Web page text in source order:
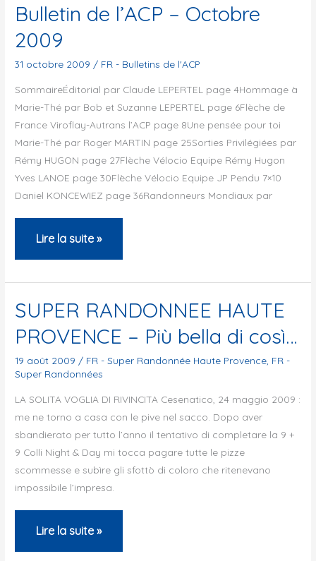
Bulletin de l’ACP – Octobre
2009
31 octobre 2009 / FR - Bulletins de l'ACP
SommaireÉditorial par Claude LEPERTEL page 4Hommage à
Marie-Thé par Bob et Suzanne LEPERTEL page 6Flèche de
France Viroflay-Autrans l’ACP page 8Une pensée pour toi
Marie-Thé par Roger MARTIN page 25Sorties Privilégiées par
Rémy HUGON page 27Flèche Vélocio Equipe Rémy Hugon
Yves LANOE page 30Flèche Vélocio Equipe JP Pendu 7×10
Daniel KONCEWIEZ page 36Randonneurs Mondiaux par
Bulletin
de
l’ACP
Octobre
2009
Lire la suite »
SUPER RANDONNEE HAUTE
PROVENCE – Più bella di così…
19 août 2009 / FR - Super Randonnée Haute Provence FR -
Super Randonnées
LA SOLITA VOGLIA DI RIVINCITA Cesenatico, 24 maggio 2009 :
me ne torno a casa con le pive nel sacco. Dopo aver
sbandierato per tutto l’anno il tentativo di completare la 9 +
9 Colli Night & Day mi tocca pagare tutte le pizze
scommesse e subìre gli sfottò di coloro che ritenevano
impossibile l’impresa.
SUPER
RANDONNEE
Lire la suite »